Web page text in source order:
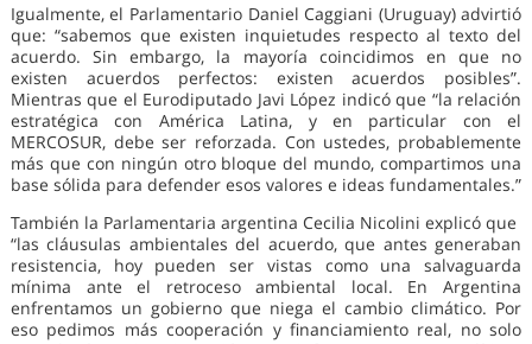
Igualmente, el Parlamentario Daniel Caggiani (Uruguay) advirtió
que: “sabemos que existen inquietudes respecto al texto del
acuerdo. Sin embargo, la mayoría coincidimos en que no
existen acuerdos perfectos: existen acuerdos posibles”.
Mientras que el Eurodiputado Javi López indicó que “la relación
estratégica con América Latina, y en particular con el
MERCOSUR, debe ser reforzada. Con ustedes, probablemente
más que con ningún otro bloque del mundo, compartimos una
base sólida para defender esos valores e ideas fundamentales.”
También la Parlamentaria argentina Cecilia Nicolini explicó que
“las cláusulas ambientales del acuerdo, que antes generaban
resistencia, hoy pueden ser vistas como una salvaguarda
mínima ante el retroceso ambiental local. En Argentina
enfrentamos un gobierno que niega el cambio climático. Por
eso pedimos más cooperación y financiamiento real, no solo